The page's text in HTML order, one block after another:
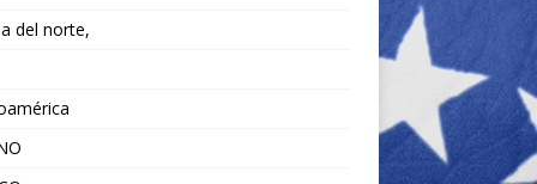
del norte,